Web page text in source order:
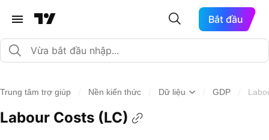
Bắt đầu
Trung tâm trợ giúp Nền kiến thức Dữ liệu GDP
Labour Costs (LC)